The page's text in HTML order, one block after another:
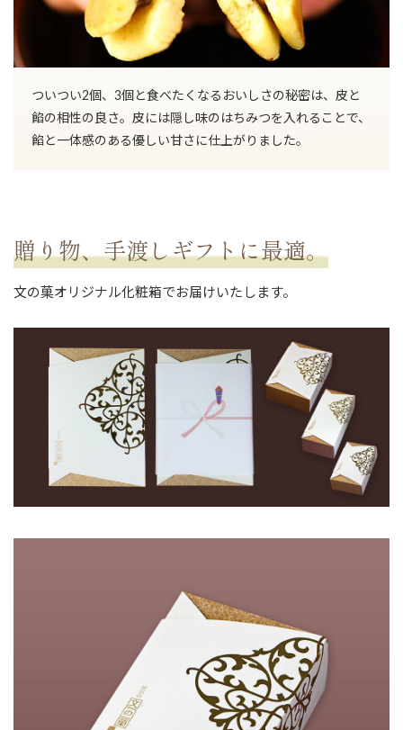
ついつい2個、3個と食べたくなるおいしさの秘密は、皮と
餡の相性の良さ。皮には隠し味のはちみつを入れることで、
餡と一体感のある優しい甘さに仕上がりました。
贈り物、手渡しギフトに最適。
文の菓オリジナル化粧箱でお届けいたします。
お買い物を続ける